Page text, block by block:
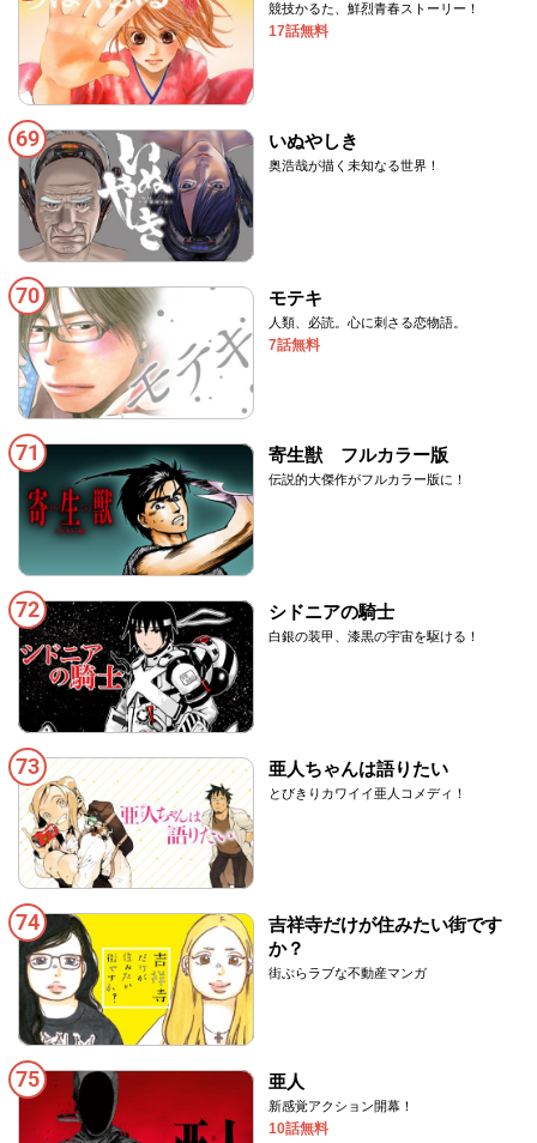
競技かるた、鮮烈青春ストーリー！
17話無料
69 いぬやしき
奥浩哉が描く未知なる世界！
70 モテキ
人類、必読。心に刺さる恋物語。
7話無料
71 寄生獣 フルカラー版
伝説的大傑作がフルカラー版に！
72 シドニアの騎士
白銀の装甲、漆黒の宇宙を駆ける！
73 亜人ちゃんは語りたい
とびきりカワイイ亜人コメディ！
74
吉祥寺だけが住みたい街です
か？
街ぶらラブな不動産マンガ
75 亜人
新感覚アクション開幕！
10話無料